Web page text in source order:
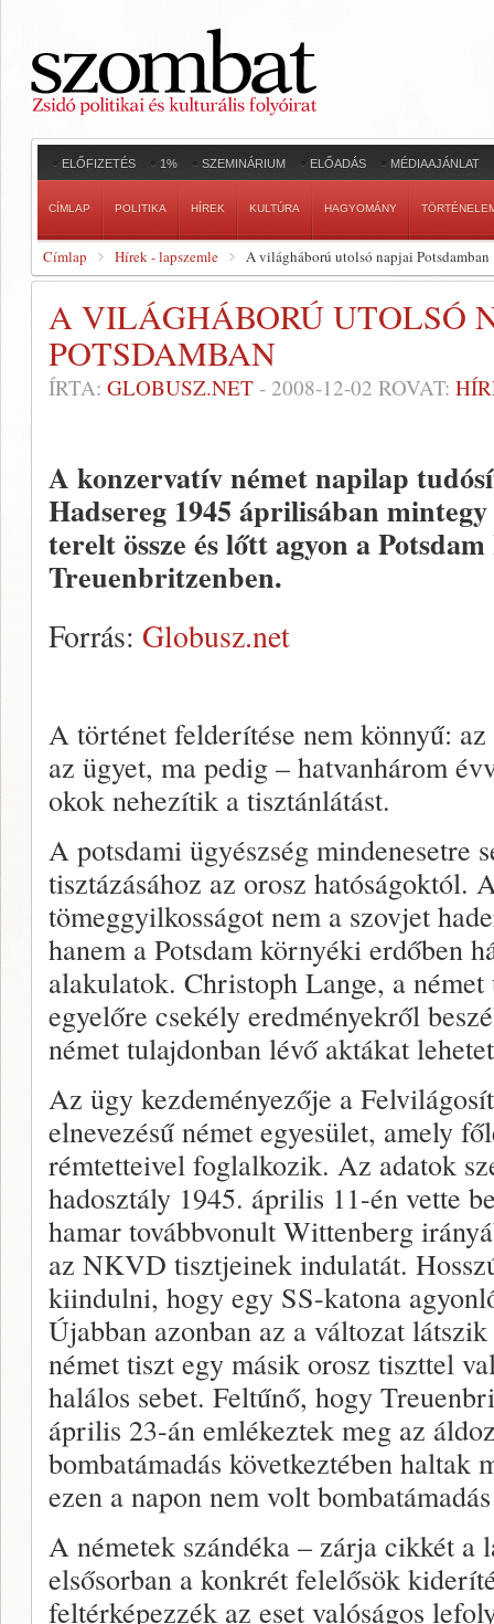
ELŐFIZETÉS 1% SZEMINÁRIUM ELŐADÁS MÉDIAAJÁNLAT
CÍMLAP POLITIKA HÍREK KULTÚRA HAGYOMÁNY
Címlap Hírek - lapszemle A világháború utolsó napjai Potsdamban
A VILÁGHÁBORÚ UTOLSÓ
POTSDAMBAN
ÍRTA: GLOBUSZ.NET - 2008-12-02 ROVAT:
A konzervatív német napilap
Hadsereg 1945 áprilisában
terelt össze és lőtt agyon a
Treuenbritzenben.
Forrás: Globusz.net
A történet felderítése nem könnyű:
az ügyet, ma pedig – hatvanhárom
okok nehezítik a tisztánlátást.
A potsdami ügyészség mindenesetre
tisztázásához az orosz hatóságoktól.
tömeggyilkosságot nem a szovjet
hanem a Potsdam környéki erdőben
alakulatok. Christoph Lange, a
egyelőre csekély eredményekről
német tulajdonban lévő aktákat
Az ügy kezdeményezője a
elnevezésű német egyesület, amely
rémtetteivel foglalkozik. Az adatok
hadosztály 1945. április 11-én vette
hamar továbbvonult Wittenberg
az NKVD tisztjeinek indulatát.
kiindulni, hogy egy SS-katona
Újabban azonban az a változat
német tiszt egy másik orosz tiszttel
halálos sebet. Feltűnő, hogy
április 23-án emlékeztek meg az
bombatámadás következtében haltak
ezen a napon nem volt
A németek szándéka – zárja cikkét a
elsősorban a konkrét felelősök
feltérképezzék az eset valóságos